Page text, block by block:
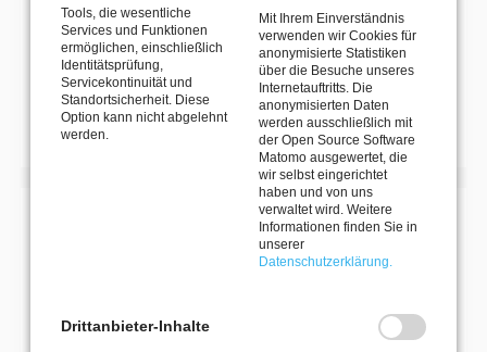
Unbekannte
1
2 3 4 6 7
Vorwärts
Ende
MEHR VERANSTALTUNGEN
MIT DEM MKK DEN HORIZONT ERWEITERN
KULTURREISEN
Tools, die wesentliche
Services und Funktionen
ermöglichen, einschließlich
Identitätsprüfung,
Servicekontinuität und
Standortsicherheit. Diese
Option kann nicht abgelehnt
werden.
Mit Ihrem Einverständnis
verwenden wir Cookies für
anonymisierte Statistiken
über die Besuche unseres
Internetauftritts. Die
anonymisierten Daten
werden ausschließlich mit
der Open Source Software
Matomo ausgewertet, die
wir selbst eingerichtet
haben und von uns
verwaltet wird. Weitere
Informationen finden Sie in
unserer
Datenschutzerklärung.
Drittanbieter-Inhalte